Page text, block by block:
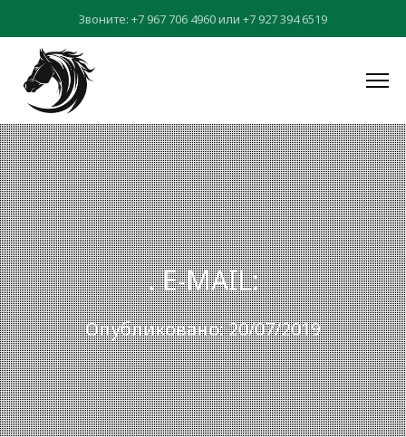
Звоните: +7 967 706 4960или +7 927 394 6519
. E-MAIL:
Опубликовано: 20/07/2019